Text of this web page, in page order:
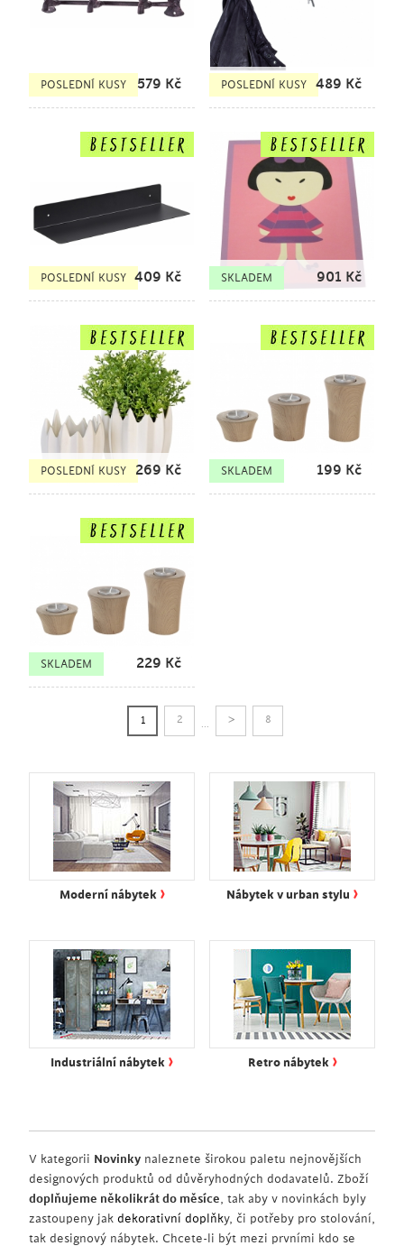
POSLEDNÍ KUSY 579 Kč POSLEDNÍ KUSY 489 Kč
POSLEDNÍ KUSY 409 Kč SKLADEM 901 Kč
POSLEDNÍ KUSY 269 Kč SKLADEM 199 Kč
SKLADEM 229 Kč
1 2 > 8
Moderní nábytek › Nábytek v urban stylu ›
Industriální nábytek › Retro nábytek ›
V kategorii Novinky naleznete širokou paletu nejnovějších
designových produktů od důvěryhodných dodavatelů. Zboží
doplňujeme několikrát do měsíce , tak aby v novinkách byly
zastoupeny jak dekorativní doplňky, či potřeby pro stolování,
tak designový nábytek. Chcete-li být mezi prvními kdo se